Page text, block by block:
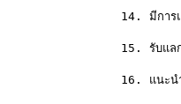
14. มีการ
15. รับแล
16. แนะ